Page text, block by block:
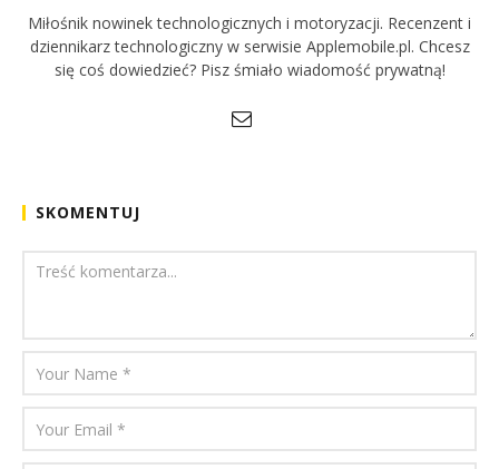
Miłośnik nowinek technologicznych i motoryzacji. Recenzent i
dziennikarz technologiczny w serwisie Applemobile.pl. Chcesz
się coś dowiedzieć? Pisz śmiało wiadomość prywatną!
SKOMENTUJ